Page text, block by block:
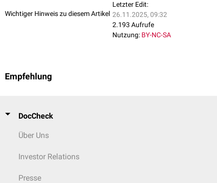
Wichtiger Hinweis zu diesem Artikel
Letzter Edit:
26.11.2025, 09:32
2.193 Aufrufe
Nutzung: BY-NC-SA
Empfehlung
DocCheck
Über Uns
Investor Relations
Presse